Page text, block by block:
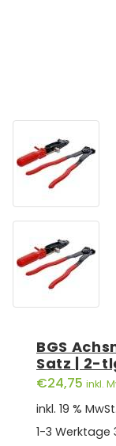
BGS
Satz | 2-
€24,75 inkl.
inkl. 19 % MwSt.
1-3 Werktage